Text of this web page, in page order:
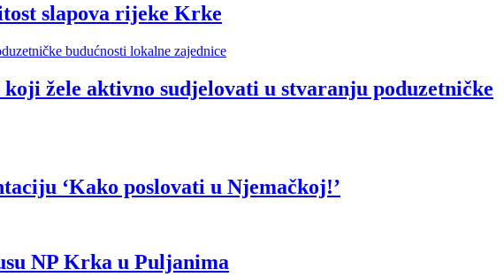
slapova rijeke Krke
žele aktivno sudjelovati u stvaranju poduzetničke
‘Kako poslovati u Njemačkoj!’
NP Krka u Puljanima